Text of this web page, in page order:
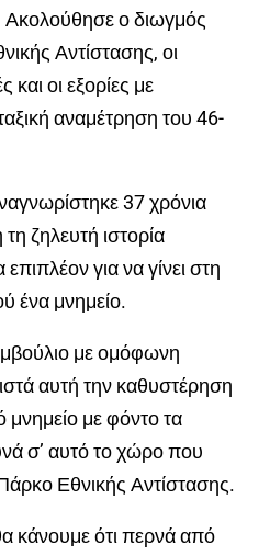
Ακολούθησε ο διωγμός
Αντίστασης, οι
και οι εξορίες με
αναμέτρηση του 46-
37 χρόνια
ζηλευτή ιστορία
για να γίνει στη
ένα μνημείο.
με ομόφωνη
αυτή την καθυστέρηση
μνημείο με φόντο τα
σ’ αυτό το χώρο που
Εθνικής Αντίστασης.
κάνουμε ότι περνά από